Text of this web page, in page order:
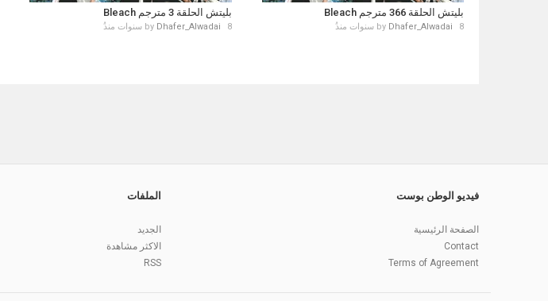
بليتش الحلقة 366 مترجم Bleach
by Dhafer_Alwadai 8 سنوات منذُ
بليتش الحلقة 3 مترجم Bleach
by Dhafer_Alwadai 8 سنوات منذُ
فيديو الوطن بوست
الصفحة الرئيسية
Contact
Terms of Agreement
الملفات
الجديد
الاكثر مشاهدة
RSS